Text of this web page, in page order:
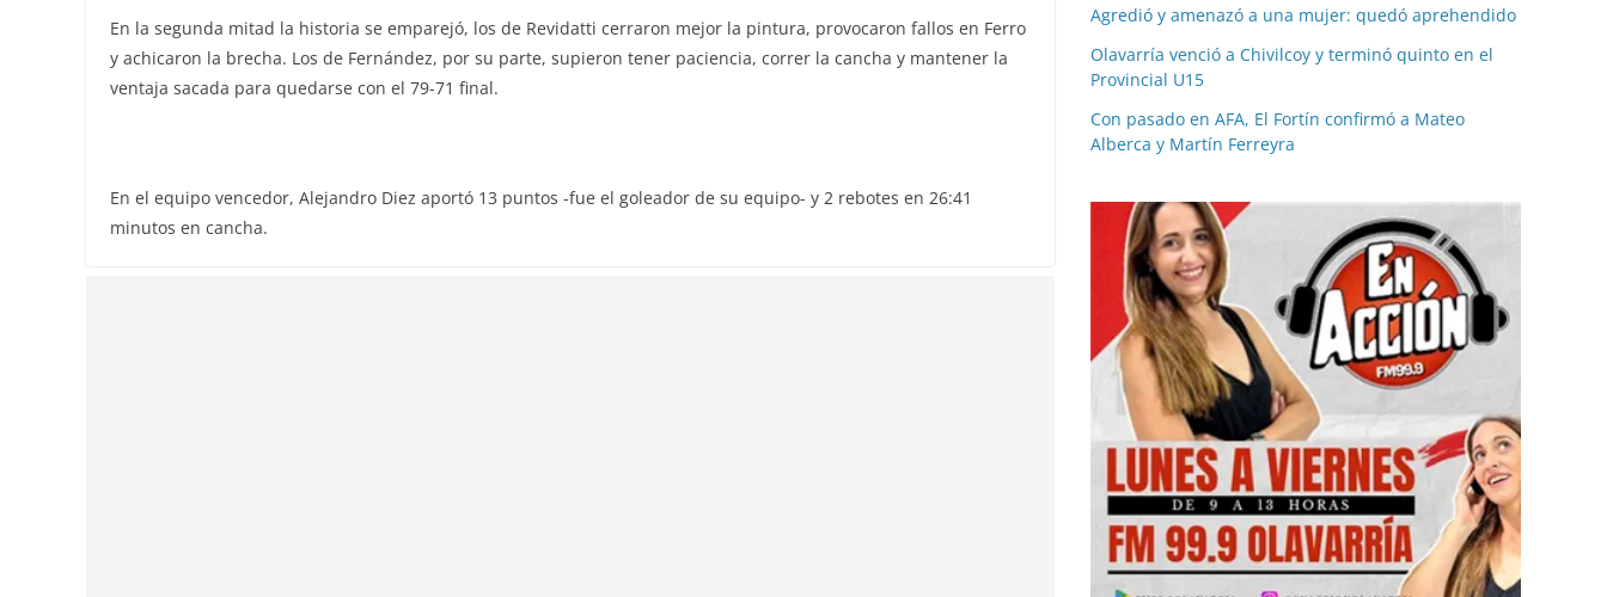
En la segunda mitad la historia se emparejó, los de Revidatti cerraron mejor la pintura, provocaron fallos en Ferro
y achicaron la brecha. Los de Fernández, por su parte, supieron tener paciencia, correr la cancha y mantener la
ventaja sacada para quedarse con el 79-71 final.
En el equipo vencedor, Alejandro Diez aportó 13 puntos -fue el goleador de su equipo- y 2 rebotes en 26:41
minutos en cancha.
Agredió y amenazó a una mujer: quedó aprehendido
Olavarría venció a Chivilcoy y terminó quinto en el
Provincial U15
Con pasado en AFA, El Fortín confirmó a Mateo
Alberca y Martín Ferreyra